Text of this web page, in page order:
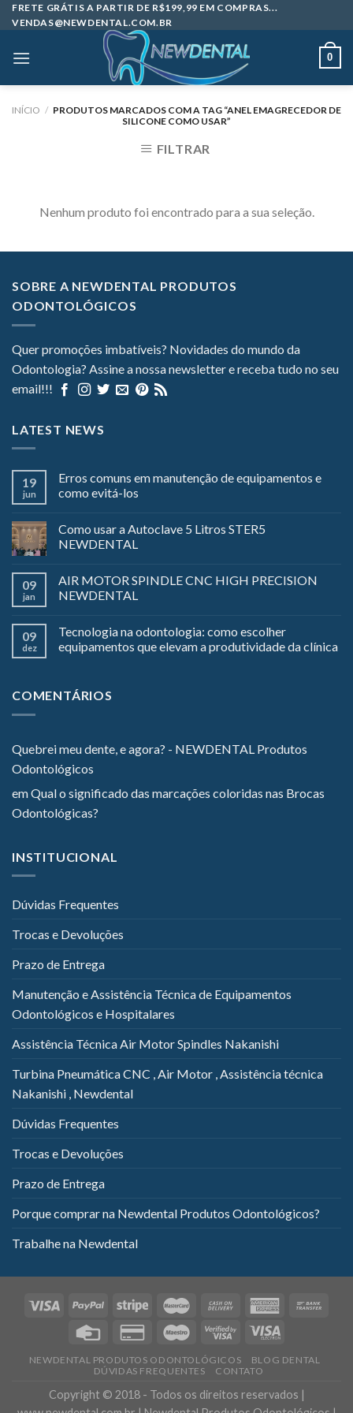
Skip
to
FRETE GRÁTIS A PARTIR DE R$199,99 EM COMPRAS...
VENDAS@NEWDENTAL.COM.BR
0
INÍCIO / PRODUTOS MARCADOS COM A TAG “ANEL EMAGRECEDOR DE
SILICONE COMO USAR”
FILTRAR
Nenhum produto foi encontrado para a sua seleção.
SOBRE A NEWDENTAL PRODUTOS
ODONTOLÓGICOS
Quer promoções imbatíveis? Novidades do mundo da
Odontologia? Assine a nossa newsletter e receba tudo no seu
email!!!
LATEST NEWS
19
jun
Erros comuns em manutenção de equipamentos e
como evitá-los
Como usar a Autoclave 5 Litros STER5
NEWDENTAL
09
jan
AIR MOTOR SPINDLE CNC HIGH PRECISION
NEWDENTAL
09
dez
Tecnologia na odontologia: como escolher
equipamentos que elevam a produtividade da clínica
COMENTÁRIOS
Quebrei meu dente, e agora? - NEWDENTAL Produtos
Odontológicos
emQual o significado das marcações coloridas nas Brocas
Odontológicas?
INSTITUCIONAL
Dúvidas Frequentes
Trocas e Devoluções
Prazo de Entrega
Manutenção e Assistência Técnica de Equipamentos
Odontológicos e Hospitalares
Assistência Técnica Air Motor Spindles Nakanishi
Turbina Pneumática CNC , Air Motor , Assistência técnica
Nakanishi , Newdental
Dúvidas Frequentes
Trocas e Devoluções
Prazo de Entrega
Porque comprar na Newdental Produtos Odontológicos?
Trabalhe na Newdental
NEWDENTAL PRODUTOS ODONTOLÓGICOS
BLOG DENTAL
DÚVIDAS FREQUENTES
CONTATO
Copyright © 2018 - Todos os direitos reservados |